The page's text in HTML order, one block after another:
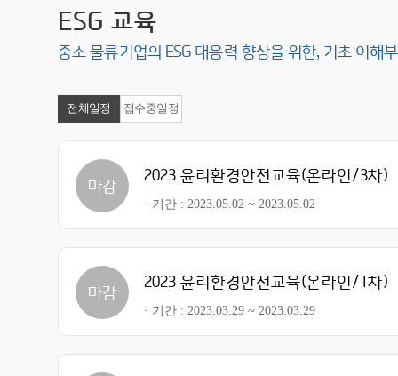
ESG 교육
중소 물류기업의 ESG 대응력 향상을 위한, 기초 이
전체일정 접수중일정
마감 2023 윤리환경안전교육(온라인/3차)
기간 2023.05.02 ~ 2023.05.02
마감 2023 윤리환경안전교육(온라인/1차)
기간 2023.03.29 ~ 2023.03.29